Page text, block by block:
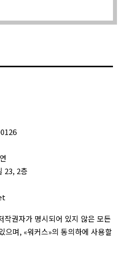
23, 2층
작권자가 명시되어 있지 않은 모든
으며, «워커스»의 동의하에 사용할